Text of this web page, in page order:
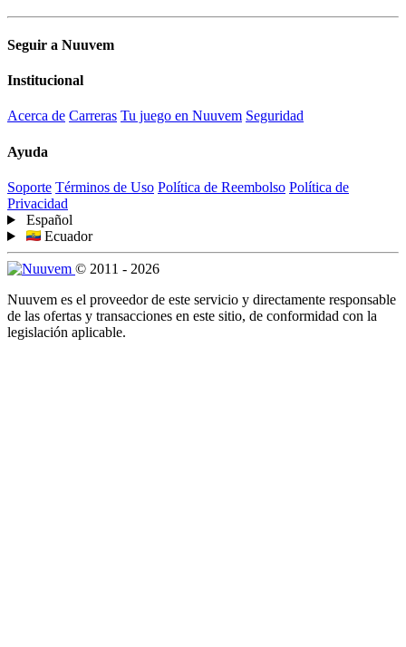
Seguir a Nuuvem
Institucional
Acerca de Carreras Tu juego en Nuuvem Seguridad
Ayuda
Soporte Términos de Uso Política de Reembolso Política de
Privacidad
Español
Ecuador
© 2011 - 2026
Nuuvem es el proveedor de este servicio y directamente responsable
de las ofertas y transacciones en este sitio, de conformidad con la
legislación aplicable.